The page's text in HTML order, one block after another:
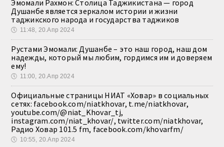
Эмомали Рахмон: Столица Таджикистана — город
Душанбе является зеркалом истории и жизни
таджикского народа и государства таджиков
🕔 11:48, 20.Апр 2024
Рустами Эмомали: Душанбе – это наш город, наш дом
надежды, который мы любим, гордимся им и доверяем
ему!
🕔 11:00, 20.Апр 2024
Официальные страницы НИАТ «Ховар» в социальных
сетях: facebook.com/niatkhovar, t.me/niatkhovar,
youtube.com/@niat_Khovar_tj,
instagram.com/niat_khovar/, twitter.com/niatkhovar,
Радио Ховар 101.5 fm, facebook.com/khovarfm/
🕔 10:55, 20.Апр 2024